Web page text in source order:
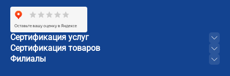
Сертификация услуг
Сертификация товаров
Филиалы